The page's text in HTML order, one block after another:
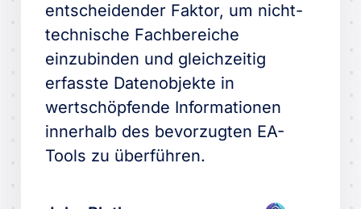
entscheidender Faktor, um nicht-
technische Fachbereiche
einzubinden und gleichzeitig
erfasste Datenobjekte in
wertschöpfende Informationen
innerhalb des bevorzugten EA-
Tools zu überführen.